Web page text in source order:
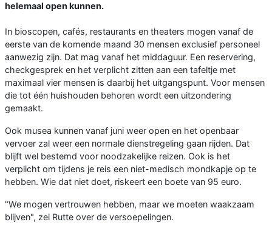
helemaal open kunnen.
In bioscopen, cafés, restaurants en theaters mogen vanaf de
eerste van de komende maand 30 mensen exclusief personeel
aanwezig zijn. Dat mag vanaf het middaguur. Een reservering,
checkgesprek en het verplicht zitten aan een tafeltje met
maximaal vier mensen is daarbij het uitgangspunt. Voor mensen
die tot één huishouden behoren wordt een uitzondering
gemaakt.
Ook musea kunnen vanaf juni weer open en het openbaar
vervoer zal weer een normale dienstregeling gaan rijden. Dat
blijft wel bestemd voor noodzakelijke reizen. Ook is het
verplicht om tijdens je reis een niet-medisch mondkapje op te
hebben. Wie dat niet doet, riskeert een boete van 95 euro.
"We mogen vertrouwen hebben, maar we moeten waakzaam
blijven", zei Rutte over de versoepelingen.